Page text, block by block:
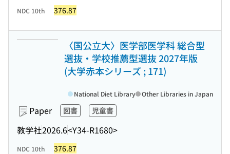
NDC 10th 376.87
〈国公立大〉医学部医学科 総合型
選抜・学校推薦型選抜 2027年版
(大学赤本シリーズ ; 171)
Paper 図書 児童書
教学社2026.6<Y34-R1680>
National Diet Library Other Libraries in Japan
NDC 10th 376.87